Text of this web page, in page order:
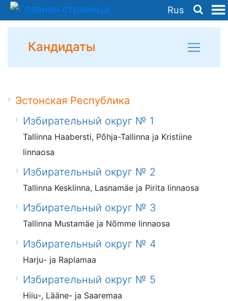
Rus
Кандидаты
Эстонская Республика
Избирательный округ № 1
Tallinna Haabersti, Põhja-Tallinna ja Kristiine
linnaosa
Избирательный округ № 2
Tallinna Kesklinna, Lasnamäe ja Pirita linnaosa
Избирательный округ № 3
Tallinna Mustamäe ja Nõmme linnaosa
Избирательный округ № 4
Harju- ja Raplamaa
Избирательный округ № 5
Hiiu-, Lääne- ja Saaremaa